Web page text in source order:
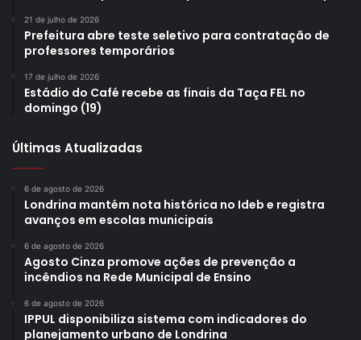
21 de julho de 2026
Prefeitura abre teste seletivo para contratação de
professores temporários
17 de julho de 2026
Estádio do Café recebe as finais da Taça FEL no
domingo (19)
Últimas Atualizadas
6 de agosto de 2026
Londrina mantém nota histórica no Ideb e registra
avanços em escolas municipais
6 de agosto de 2026
Agosto Cinza promove ações de prevenção a
incêndios na Rede Municipal de Ensino
6 de agosto de 2026
IPPUL disponibiliza sistema com indicadores do
planejamento urbano de Londrina